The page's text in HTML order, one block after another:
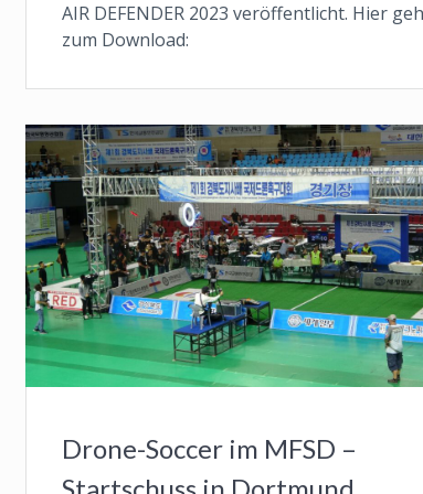
AIR DEFENDER 2023 veröffentlicht. Hier
zum Download:
Drone-Soccer im MFSD –